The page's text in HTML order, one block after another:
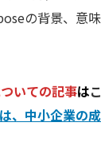
の背景、意
いての記事は
、中小企業の